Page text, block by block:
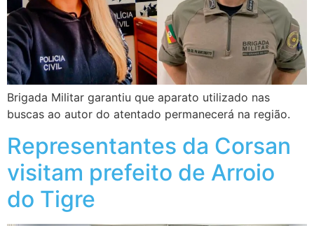
Brigada Militar garantiu que aparato utilizado nas
buscas ao autor do atentado permanecerá na região.
Representantes da Corsan
visitam prefeito de Arroio
do Tigre